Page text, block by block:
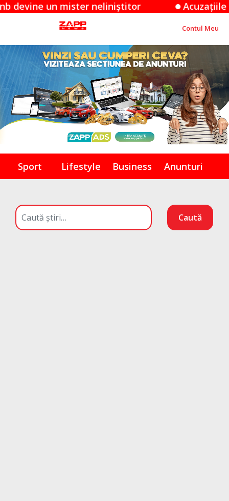
un mister neliniștitor Acuzațiile Apple
Contul Meu
Sport Lifestyle Business Anunturi
Caută